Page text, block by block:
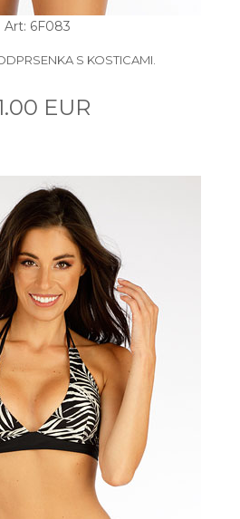
Art: 6F083
S KOSTICAMI.
EUR